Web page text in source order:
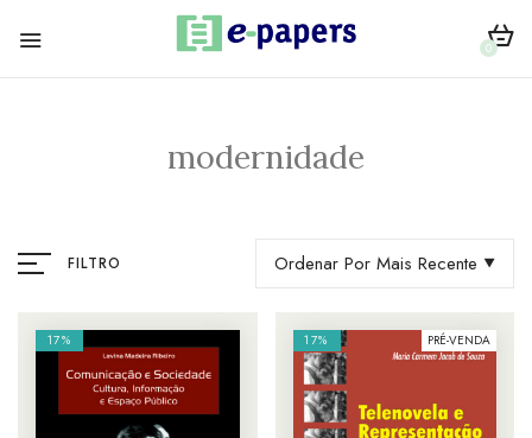
0
modernidade
FILTRO Ordenar Por Mais Recente
17% 17% PRÉ-VENDA